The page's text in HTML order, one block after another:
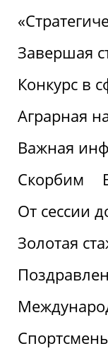
Завершая
Конкурс в
Аграрная
Важная
Скорбим
От сессии
Золотая